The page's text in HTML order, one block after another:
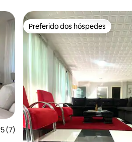
uma avaliação média de 5, 7
5 (7)
Preferido dos hóspedes
Preferido dos hóspedes